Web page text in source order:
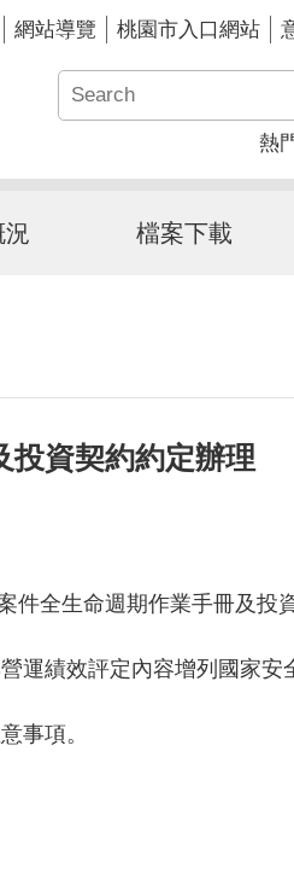
網站導覽 桃園市入口網站
熱
況 檔案下載
投資契約約定辦理
全生命週期作業手冊及投
運績效評定內容增列國家
事項。